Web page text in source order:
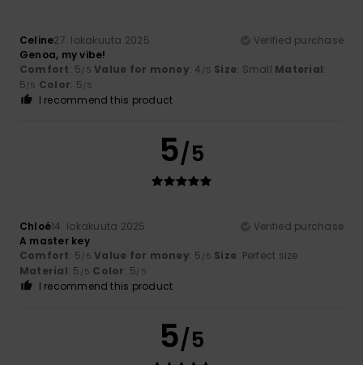
Celine27. lokakuuta 2025
Verified purchase
Genoa, my vibe!
Comfort: 5/5 Value for money: 4 /5 Size: Small Material:
5/5 Color: 5/5
I recommend this product
5/5
Chloé14. lokakuuta 2025
Verified purchase
A master key
Comfort: 5/5 Value for money: 5 /5 Size: Perfect size
Material: 5 /5 Color: 5/5
I recommend this product
5/5